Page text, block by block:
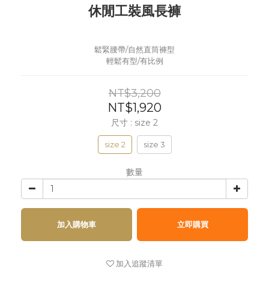
休閒工裝風長褲
鬆緊腰帶/自然直筒褲型
輕鬆有型/有比例
NT$3,200
NT$1,920
尺寸 : size 2
size 2 size 3
數量
加入購物車 立即購買
加入追蹤清單